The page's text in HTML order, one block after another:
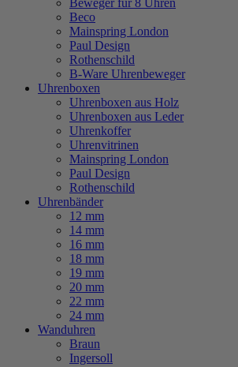
Beweger für 8 Uhren
Beco
Mainspring London
Paul Design
Rothenschild
B-Ware Uhrenbeweger
Uhrenboxen
Uhrenboxen aus Holz
Uhrenboxen aus Leder
Uhrenkoffer
Uhrenvitrinen
Mainspring London
Paul Design
Rothenschild
Uhrenbänder
12 mm
14 mm
16 mm
18 mm
19 mm
20 mm
22 mm
24 mm
Wanduhren
Braun
Ingersoll